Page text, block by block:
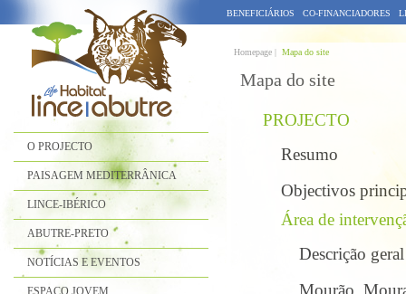
O PROJECTO
PAISAGEM MEDITERRÂNICA
LINCE-IBÉRICO
ABUTRE-PRETO
NOTÍCIAS E EVENTOS
ESPAÇO JOVEM
BENEFICIÁRIOS CO-FINANCIADORES
Homepage | Mapa do site
Mapa do site
PROJECTO
Resumo
Objectivos
Área de
Descrição
Mourão,